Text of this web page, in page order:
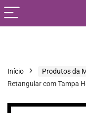
Início Produtos da
Retangular com Tampa